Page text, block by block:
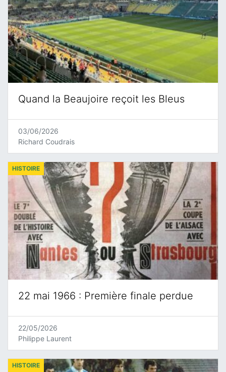
Quand la Beaujoire reçoit les Bleus
03/06/2026
Richard Coudrais
22 mai 1966 : Première finale perdue
HISTOIRE
22/05/2026
Philippe Laurent
HISTOIRE